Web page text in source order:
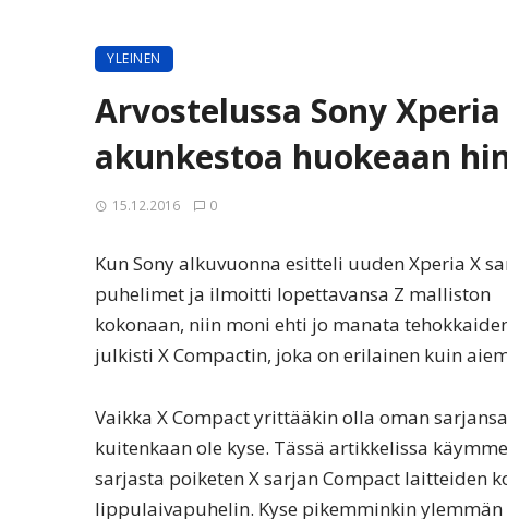
YLEINEN
Arvostelussa Sony
akunkestoa huokeaan
15.12.2016 0
Kun Sony alkuvuonna esitteli uuden Xperia X
puhelimet ja ilmoitti lopettavansa Z malliston
kokonaan, niin moni ehti jo manata
julkisti X Compactin, joka on erilainen kuin
Vaikka X Compact yrittääkin olla oman
kuitenkaan ole kyse. Tässä artikkelissa
sarjasta poiketen X sarjan Compact laitteiden
lippulaivapuhelin. Kyse pikemminkin